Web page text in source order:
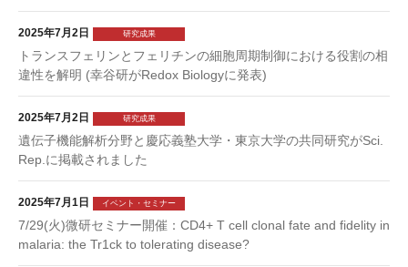
2025年7月2日 研究成果
トランスフェリンとフェリチンの細胞周期制御における役割の相
違性を解明 (幸谷研がRedox Biologyに発表)
2025年7月2日 研究成果
遺伝子機能解析分野と慶応義塾大学・東京大学の共同研究がSci.
Rep.に掲載されました
2025年7月1日 イベント・セミナー
7/29(火)微研セミナー開催：CD4+ T cell clonal fate and fidelity in
malaria: the Tr1ck to tolerating disease?